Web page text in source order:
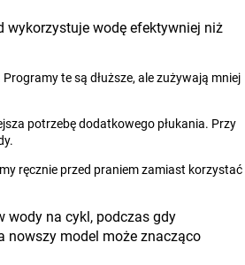
wykorzystuje wodę efektywniej niż
te są dłuższe, ale zużywają mniej
potrzebę dodatkowego płukania. Przy
ręcznie przed praniem zamiast korzystać
wody na cykl, podczas gdy
nowszy model może znacząco